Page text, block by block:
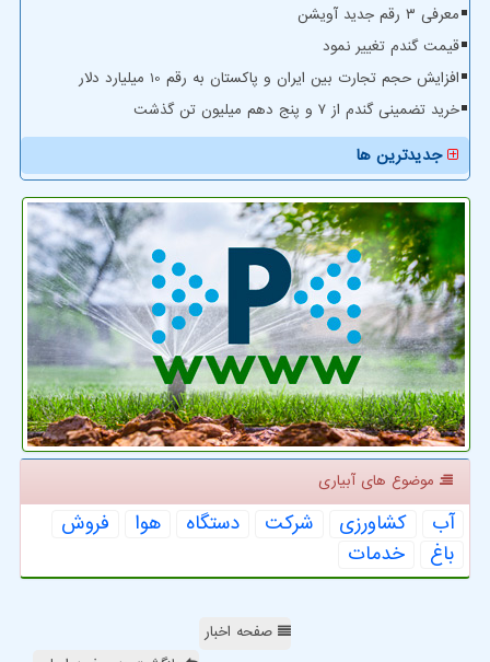
معرفی ۳ رقم جدید آویشن
قیمت گندم تغییر نمود
افزایش حجم تجارت بین ایران و پاکستان به رقم 10 میلیارد دلار
خرید تضمینی گندم از ۷ و پنج دهم میلیون تن گذشت
جدیدترین ها
موضوع های آبیاری
آب كشاورزی شركت دستگاه هوا
فروش
باغ
خدمات
صفحه اخبار